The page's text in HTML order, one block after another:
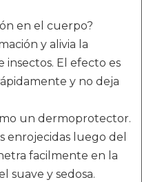
en el cuerpo?
y alivia la
insectos. El efecto es
y no deja
un dermoprotector.
enrojecidas luego del
facilmente en la
suave y sedosa.